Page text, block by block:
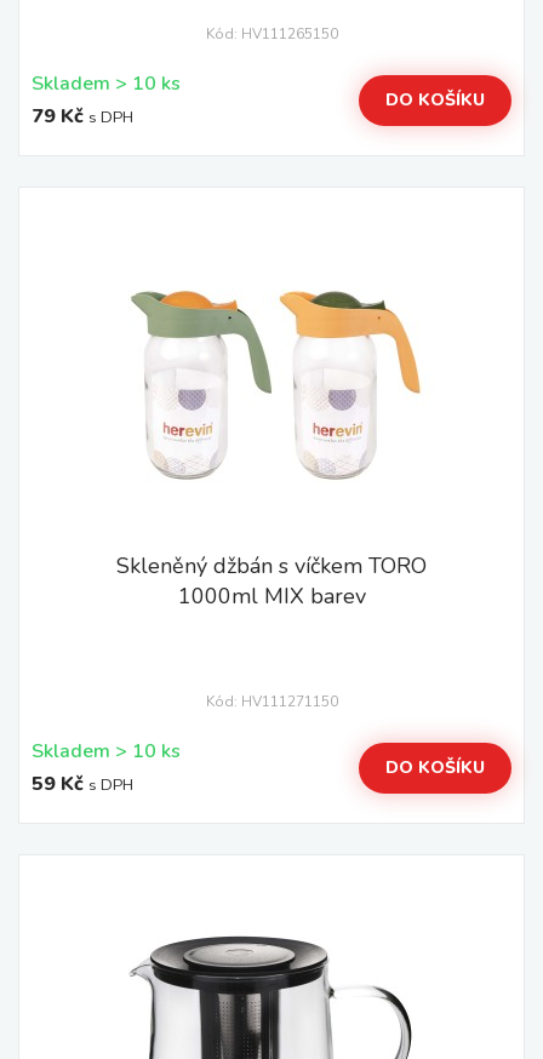
Kód: HV111265150
Skladem > 10 ks
79 Kč s DPH
DO KOŠÍKU
Skleněný džbán s víčkem TORO
1000ml MIX barev
Kód: HV111271150
Skladem > 10 ks
59 Kč s DPH
DO KOŠÍKU